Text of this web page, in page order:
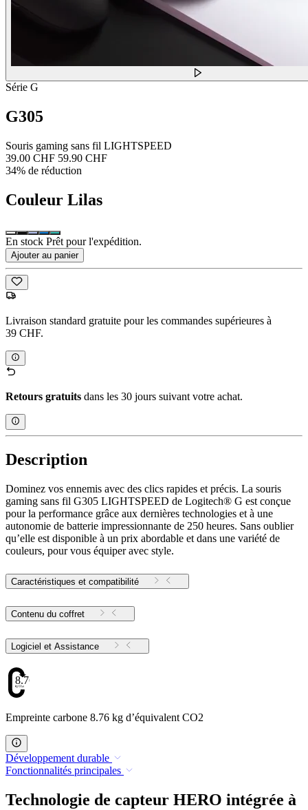
Série G
G305
Souris gaming sans fil LIGHTSPEED
39.00 CHF 59.90 CHF
34% de réduction
Couleur Lilas
En stock Prêt pour l'expédition.
Ajouter au panier
Livraison standard gratuite pour les commandes supérieures à
39 CHF.
Retours gratuits dans les 30 jours suivant votre achat.
Description
Dominez vos ennemis avec des clics rapides et précis. La souris
gaming sans fil G305 LIGHTSPEED de Logitech® G est conçue
pour la performance grâce aux dernières technologies et à une
autonomie de batterie impressionnante de 250 heures. Sans oublier
qu’elle est disponible à un prix abordable et dans une variété de
couleurs, pour vous équiper avec style.
Caractéristiques et compatibilité
Contenu du coffret
Logiciel et Assistance
8.76
Empreinte carbone 8.76 kg d’équivalent CO2
Développement durable
Fonctionnalités principales
Technologie de capteur HERO intégrée à